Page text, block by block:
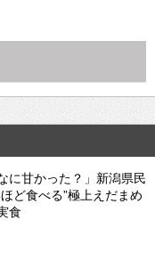
に甘かった？」新潟県民
ど食べる”極上えだまめ
食